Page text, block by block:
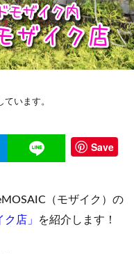
います。
Save
（モザイク）の
店」
を紹介します！